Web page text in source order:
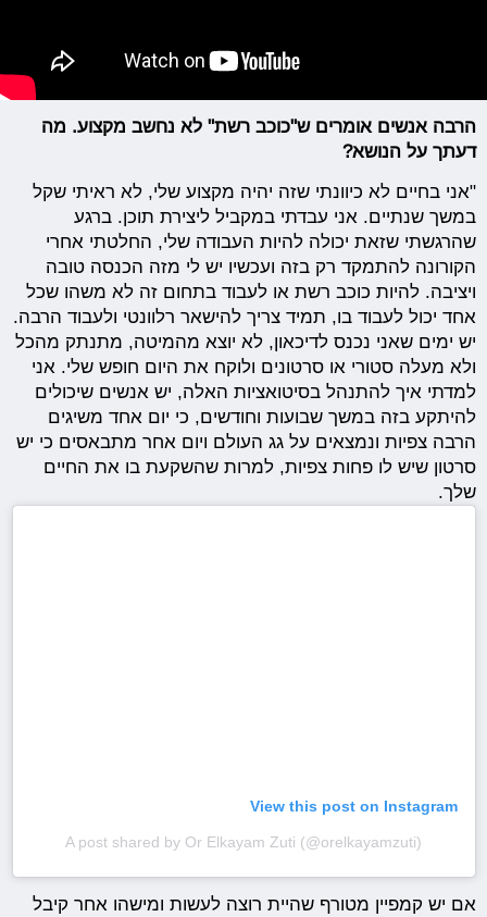
הרבה אנשים אומרים ש"כוכב רשת" לא נחשב מקצוע. מה
דעתך על הנושא?
"אני בחיים לא כיוונתי שזה יהיה מקצוע שלי, לא ראיתי שקל
במשך שנתיים. אני עבדתי במקביל ליצירת תוכן. ברגע
שהרגשתי שזאת יכולה להיות העבודה שלי, החלטתי אחרי
הקורונה להתמקד רק בזה ועכשיו יש לי מזה הכנסה טובה
ויציבה. להיות כוכב רשת או לעבוד בתחום זה לא משהו שכל
אחד יכול לעבוד בו, תמיד צריך להישאר רלוונטי ולעבוד הרבה.
יש ימים שאני נכנס לדיכאון, לא יוצא מהמיטה, מתנתק מהכל
ולא מעלה סטורי או סרטונים ולוקח את היום חופש שלי. אני
למדתי איך להתנהל בסיטואציות האלה, יש אנשים שיכולים
להיתקע בזה במשך שבועות וחודשים, כי יום אחד משיגים
הרבה צפיות ונמצאים על גג העולם ויום אחר מתבאסים כי יש
סרטון שיש לו פחות צפיות, למרות שהשקעת בו את החיים
שלך.
View this post on Instagram
A post shared by Or Elkayam Zuti (@orelkayamzuti)
אם יש קמפיין מטורף שהיית רוצה לעשות ומישהו אחר קיבל